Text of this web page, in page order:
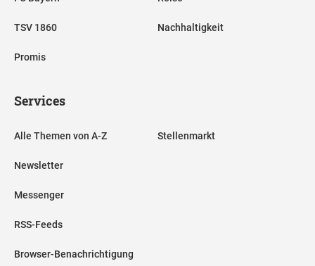
TSV 1860
Promis
Nachhaltigkeit
Services
Alle Themen von A-Z
Newsletter
Messenger
RSS-Feeds
Browser-Benachrichtigung
Stellenmarkt